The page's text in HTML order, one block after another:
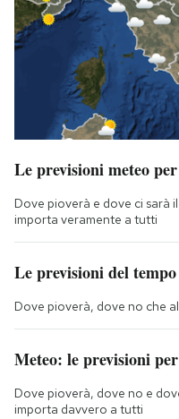
Le previsioni meteo
Dove pioverà e dove ci sarà
importa veramente a tutti
Le previsioni del
Dove pioverà, dove no che
Meteo: le previsioni
Dove pioverà, dove no e
importa davvero a tutti